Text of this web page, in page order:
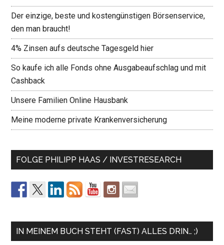
Der einzige, beste und kostengünstigen Börsenservice,
den man braucht!
4% Zinsen aufs deutsche Tagesgeld hier
So kaufe ich alle Fonds ohne Ausgabeaufschlag und mit
Cashback
Unsere Familien Online Hausbank
Meine moderne private Krankenversicherung
FOLGE PHILIPP HAAS / INVESTRESEARCH
IN MEINEM BUCH STEHT (FAST) ALLES DRIN… ;)